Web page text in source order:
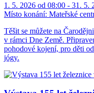
1. 5. 2026 od 08:00 - 31. 5.
Místo konání: Mateřské
Těšit se můžete na
v rámci Dne Země.
pohodové kojení, pro děti
jógy.